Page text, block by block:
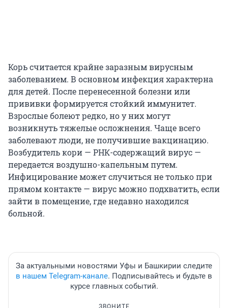
Корь считается крайне заразным вирусным
заболеванием. В основном инфекция характерна
для детей. После перенесенной болезни или
прививки формируется стойкий иммунитет.
Взрослые болеют редко, но у них могут
возникнуть тяжелые осложнения. Чаще всего
заболевают люди, не получившие вакцинацию.
Возбудитель кори — РНК-содержащий вирус —
передается воздушно-капельным путем.
Инфицирование может случиться не только при
прямом контакте — вирус можно подхватить, если
зайти в помещение, где недавно находился
больной.
За актуальными новостями Уфы и Башкирии следите
в нашем Telegram-канале. Подписывайтесь и будьте в
курсе главных событий.